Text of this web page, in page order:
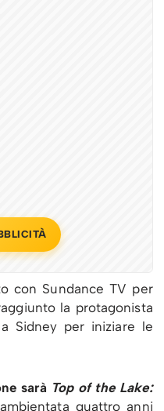
con Sundance TV per
la protagonista
Sidney per iniziare le
sarà Top of the Lake:
quattro anni